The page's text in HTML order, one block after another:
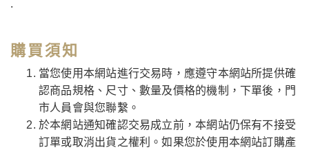
.
購買須知
當您使用本網站進行交易時，應遵守本網站所提供確
認商品規格、尺寸、數量及價格的機制，下單後，門
市人員會與您聯繫。
於本網站通知確認交易成立前，本網站仍保有不接受
訂單或取消出貨之權利。如果您於使用本網站訂購產